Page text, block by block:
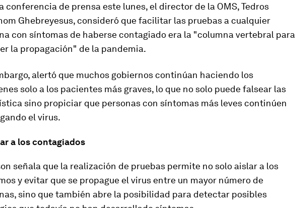
conferencia de prensa este lunes, el director de la OMS, Tedros
Ghebreyesus, consideró que facilitar las pruebas a cualquier
con síntomas de haberse contagiado era la "columna vertebral para
la propagación" de la pandemia.
alertó que muchos gobiernos continúan haciendo los
solo a los pacientes más graves, lo que no solo puede falsear las
sino propiciar que personas con síntomas más leves continúen
el virus.
a los contagiados
señala que la realización de pruebas permite no solo aislar a los
y evitar que se propague el virus entre un mayor número de
sino que también abre la posibilidad para detectar posibles